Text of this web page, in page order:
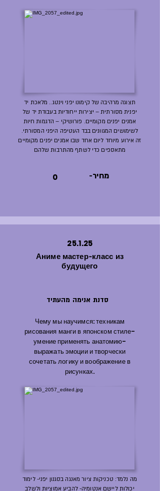
תצוגה מרהיבה של קימונו יפני וינטג.. מלאכת יד
יפנית מסורתית – יצירות ייחודיות בעבודת יד של
אמנים יפנים מקומיים. פורושיקי – הדגמות חיות
לשימושים המגוונים בבד העטיפה היפני המסורתי.
זה אירוע מיוחד ליום אחד שבו אמנים יפנים מקומיים
מתאספים כדי לשתף מהתרבות שלהם
0 -מחיר
25.1.25
Аниме мастер-класс из
будущего
סדנת אנימה מהעתיד
Чему мы научимся: техникам
рисования манги в японском стиле-
умение применять анатомию-
выражать эмоции и творчески
сочетать логику и воображение в
рисунках.
מה נלמד: טכניקות ציור מאנגה בסגנון יפני- לימוד
יכולות ליישם אנטומיה- להביע אמוציות ולשלב